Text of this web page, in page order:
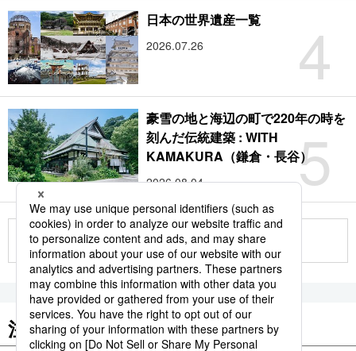
4
日本の世界遺産一覧
2026.07.26
5
豪雪の地と海辺の町で220年の時を
刻んだ伝統建築 : WITH
KAMAKURA（鎌倉・長谷）
2026.08.04
もっと見る
注目のキーワード